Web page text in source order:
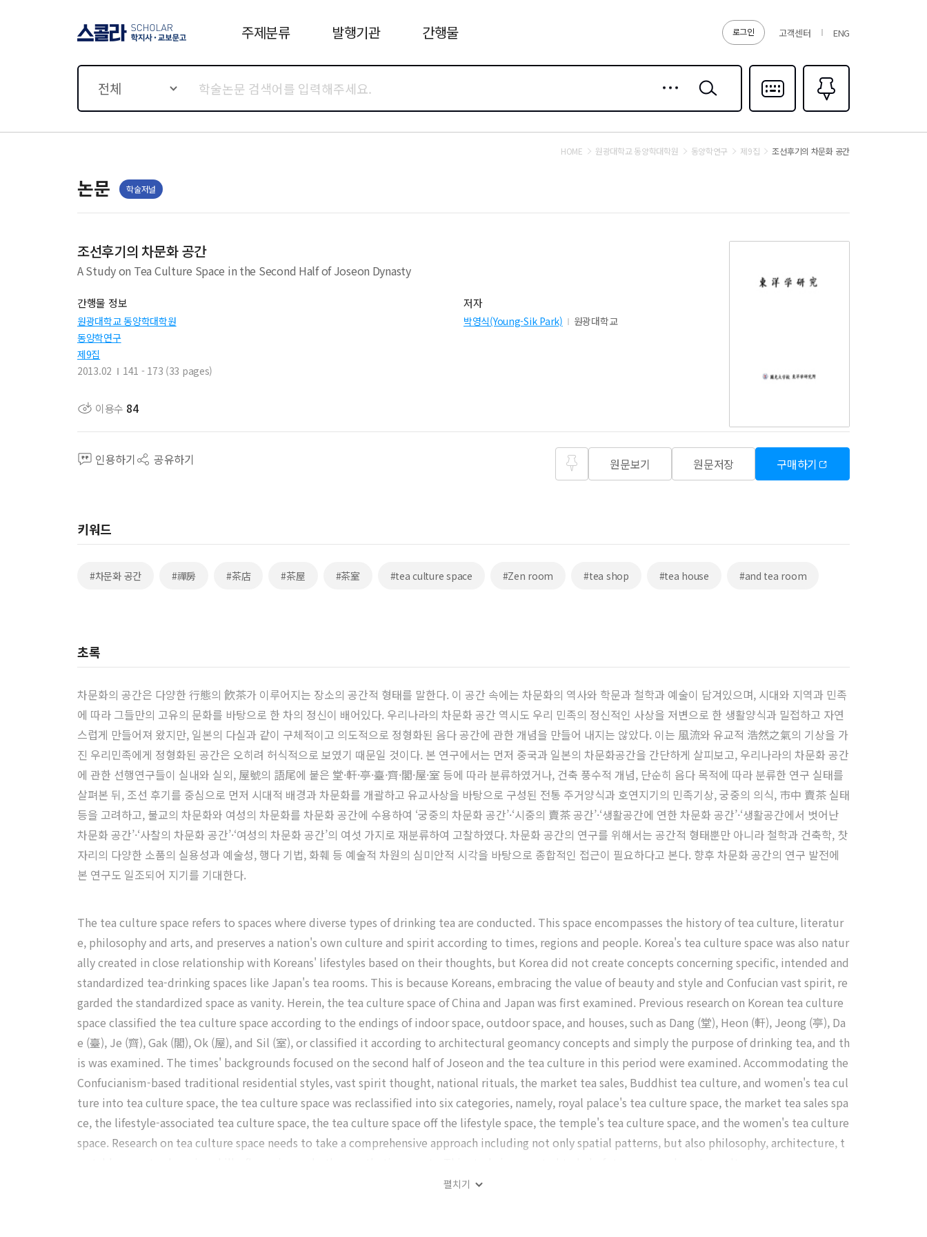
로그인 고객센터 ENG
주제분류 발행기관 간행물
전체
검색
다국어입력
즐겨찾기0
HOME 원광대학교 동양학대학원 동양학연구 제9집 조선후기의 차문화 공간
논문 학술저널
조선후기의 차문화 공간
A Study on Tea Culture Space in the Second Half of Joseon Dynasty
간행물 정보
원광대학교 동양학대학원
동양학연구
제9집
2013.02
141 - 173 (33 pages)
저자
박영식(Young-Sik Park) 원광대학교
이용수 84
인용하기 공유하기 원문보기 원문저장 구매하기
키워드
#차문화 공간 #禪房 #茶店 #茶屋 #茶室 #tea culture space #Zen room #tea shop #tea house #and tea room
초록
차문화의 공간은 다양한 行態의 飮茶가 이루어지는 장소의 공간적 형태를 말한다. 이 공간 속에는 차문화의 역사와 학문과 철학과 예술이 담겨있으며, 시대와 지역과 민족
에 따라 그들만의 고유의 문화를 바탕으로 한 차의 정신이 배어있다. 우리나라의 차문화 공간 역시도 우리 민족의 정신적인 사상을 저변으로 한 생활양식과 밀접하고 자연
스럽게 만들어져 왔지만, 일본의 다실과 같이 구체적이고 의도적으로 정형화된 음다 공간에 관한 개념을 만들어 내지는 않았다. 이는 風流와 유교적 浩然之氣의 기상을 가
진 우리민족에게 정형화된 공간은 오히려 허식적으로 보였기 때문일 것이다. 본 연구에서는 먼저 중국과 일본의 차문화공간을 간단하게 살피보고, 우리나라의 차문화 공간
에 관한 선행연구들이 실내와 실외, 屋號의 語尾에 붙은 堂·軒·亭·臺·齊·閣·屋·室 등에 따라 분류하였거나, 건축 풍수적 개념, 단순히 음다 목적에 따라 분류한 연구 실태를
살펴본 뒤, 조선 후기를 중심으로 먼저 시대적 배경과 차문화를 개괄하고 유교사상을 바탕으로 구성된 전통 주거양식과 호연지기의 민족기상, 궁중의 의식, 市中 賣茶 실태
등을 고려하고, 불교의 차문화와 여성의 차문화를 차문화 공간에 수용하여 ‘궁중의 차문화 공간’·‘시중의 賣茶 공간’·‘생활공간에 연한 차문화 공간’·‘생활공간에서 벗어난
차문화 공간’·‘사찰의 차문화 공간’·‘여성의 차문화 공간’의 여섯 가지로 재분류하여 고찰하였다. 차문화 공간의 연구를 위해서는 공간적 형태뿐만 아니라 철학과 건축학, 찻
자리의 다양한 소품의 실용성과 예술성, 행다 기법, 화훼 등 예술적 차원의 심미안적 시각을 바탕으로 종합적인 접근이 필요하다고 본다. 향후 차문화 공간의 연구 발전에
본 연구도 일조되어 지기를 기대한다.
The tea culture space refers to spaces where diverse types of drinking tea are conducted. This space encompasses the history of tea culture, literatur
e, philosophy and arts, and preserves a nation's own culture and spirit according to times, regions and people. Korea's tea culture space was also natur
ally created in close relationship with Koreans' lifestyles based on their thoughts, but Korea did not create concepts concerning specific, intended and
standardized tea-drinking spaces like Japan's tea rooms. This is because Koreans, embracing the value of beauty and style and Confucian vast spirit, re
garded the standardized space as vanity. Herein, the tea culture space of China and Japan was first examined. Previous research on Korean tea culture
space classified the tea culture space according to the endings of indoor space, outdoor space, and houses, such as Dang (堂), Heon (軒), Jeong (亭), Da
e (臺), Je (齊), Gak (閣), Ok (屋), and Sil (室), or classified it according to architectural geomancy concepts and simply the purpose of drinking tea, and th
is was examined. The times' backgrounds focused on the second half of Joseon and the tea culture in this period were examined. Accommodating the
Confucianism-based traditional residential styles, vast spirit thought, national rituals, the market tea sales, Buddhist tea culture, and women's tea cul
ture into tea culture space, the tea culture space was reclassified into six categories, namely, royal palace's tea culture space, the market tea sales spa
ce, the lifestyle-associated tea culture space, the tea culture space off the lifestyle space, the temple's tea culture space, and the women's tea culture
space. Research on tea culture space needs to take a comprehensive approach including not only spatial patterns, but also philosophy, architecture, t
펼치기